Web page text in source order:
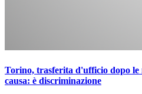
Torino, trasferita d'ufficio dopo le
causa: è discriminazione